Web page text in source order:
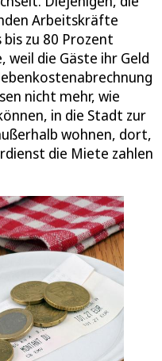
Arbeitskräfte
zu 80 Prozent
weil die Gäste ihr Geld
nicht mehr, wie
in die Stadt zur
wohnen, dort,
die Miete zahlen